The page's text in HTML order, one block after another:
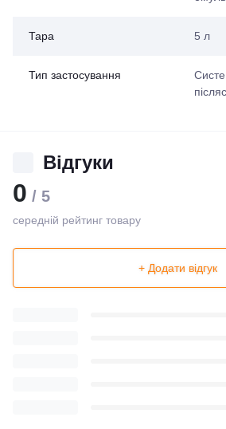
Тара 5 л
Тип застосування
Відгуки
0 / 5
середній рейтинг товару
+ Додати відгук